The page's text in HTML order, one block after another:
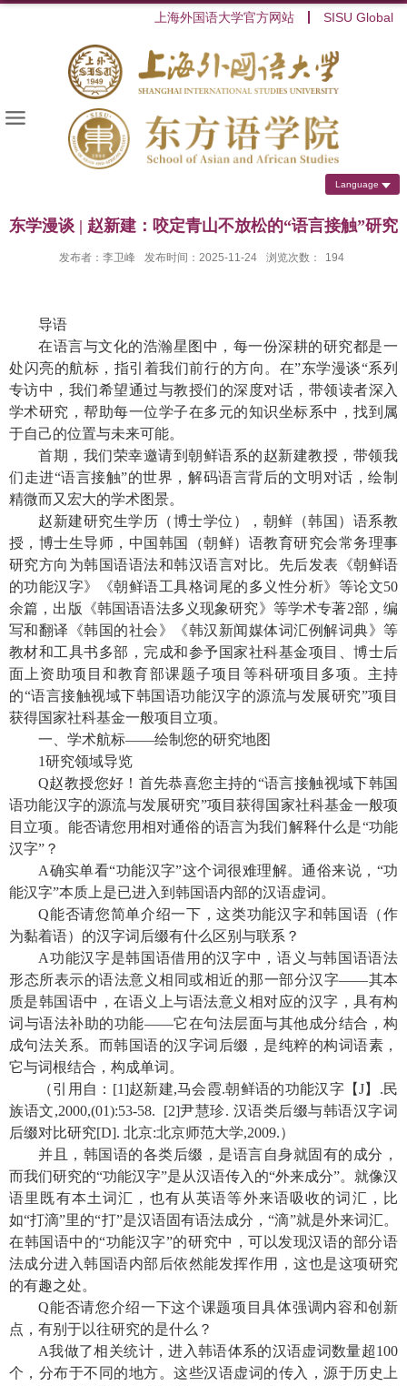
上海外国语大学官方网站 SISU Global
Language
东学漫谈 | 赵新建：咬定青山不放松的“语言接触”研究
发布者：李卫峰 发布时间：2025-11-24 浏览次数： 194
导语
在语言与文化的浩瀚星图中，每一份深耕的研究都是一
处闪亮的航标，指引着我们前行的方向。在”东学漫谈“系列
专访中，我们希望通过与教授们的深度对话，带领读者深入
学术研究，帮助每一位学子在多元的知识坐标系中，找到属
于自己的位置与未来可能。
首期，我们荣幸邀请到朝鲜语系的赵新建教授，带领我
们走进“语言接触”的世界，解码语言背后的文明对话，绘制
精微而又宏大的学术图景。
赵新建研究生学历（博士学位），朝鲜（韩国）语系教
授，博士生导师，中国韩国（朝鲜）语教育研究会常务理事
研究方向为韩国语语法和韩汉语言对比。先后发表《朝鲜语
的功能汉字》《朝鲜语工具格词尾的多义性分析》等论文50
余篇，出版《韩国语语法多义现象研究》等学术专著2部，编
写和翻译《韩国的社会》《韩汉新闻媒体词汇例解词典》等
教材和工具书多部，完成和参予国家社科基金项目、博士后
面上资助项目和教育部课题子项目等科研项目多项。主持
的“语言接触视域下韩国语功能汉字的源流与发展研究”项目
获得国家社科基金一般项目立项。
一、学术航标——绘制您的研究地图
1研究领域导览
Q赵教授您好！首先恭喜您主持的“语言接触视域下韩国
语功能汉字的源流与发展研究”项目获得国家社科基金一般项
目立项。能否请您用相对通俗的语言为我们解释什么是“功能
汉字”？
A确实单看“功能汉字”这个词很难理解。通俗来说，“功
能汉字”本质上是已进入到韩国语内部的汉语虚词。
Q能否请您简单介绍一下，这类功能汉字和韩国语（作
为黏着语）的汉字词后缀有什么区别与联系？
A功能汉字是韩国语借用的汉字中，语义与韩国语语法
形态所表示的语法意义相同或相近的那一部分汉字——其本
质是韩国语中，在语义上与语法意义相对应的汉字，具有构
词与语法补助的功能——它在句法层面与其他成分结合，构
成句法关系。而韩国语的汉字词后缀，是纯粹的构词语素，
它与词根结合，构成单词。
（引用自： [1]赵新建,马会霞.朝鲜语的功能汉字【J】 .民
族语文,2000,(01):53-58. [2]尹慧珍. 汉语类后缀与韩语汉字词
后缀对比研究[D]. 北京:北京师范大学,2009.）
并且，韩国语的各类后缀，是语言自身就固有的成分，
而我们研究的“功能汉字”是从汉语传入的“外来成分”。就像汉
语里既有本土词汇，也有从英语等外来语吸收的词汇，比
如“打滴”里的“打”是汉语固有语法成分，“滴”就是外来词汇。
在韩国语中的“功能汉字”的研究中，可以发现汉语的部分语
法成分进入韩国语内部后依然能发挥作用，这也是这项研究
的有趣之处。
Q能否请您介绍一下这个课题项目具体强调内容和创新
点，有别于以往研究的是什么？
A我做了相关统计，进入韩语体系的汉语虚词数量超100
个，分布于不同的地方。这些汉语虚词的传入，源于历史上